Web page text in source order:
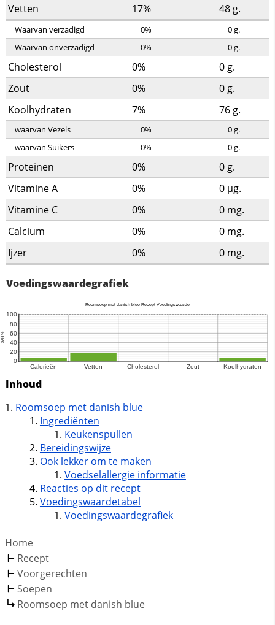
Vetten 17% 48g.
Waarvan verzadigd 0% 0g.
Waarvan onverzadigd
0% 0g.
Cholesterol 0% 0g.
Zout
0% 0g.
Koolhydraten
7% 76g.
waarvan Vezels 0% 0g.
waarvan Suikers
0% 0g.
Proteinen 0% 0g.
Vitamine A
0% 0 µg.
Vitamine C
0% 0 mg.
Calcium
0% 0 mg.
Ijzer
0% 0 mg.
Voedingswaardegrafiek
Inhoud
Roomsoep met danish blue
Ingrediënten
Keukenspullen
Bereidingswijze
Ook lekker om te maken
Voedselallergie informatie
Reacties op dit recept
Voedingswaardetabel
Voedingswaardegrafiek
Home
Recept
Voorgerechten
Soepen
Roomsoep met danish blue